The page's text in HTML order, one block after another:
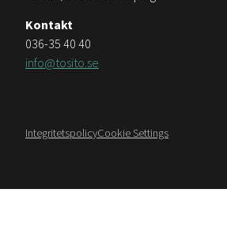
Kontakt
036-35 40 40
info@tosito.se
IntegritetspolicyCookie Settings